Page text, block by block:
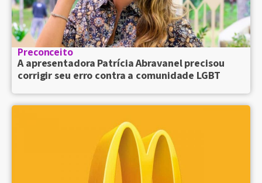
Preconceito
A apresentadora Patrícia Abravanel precisou
corrigir seu erro contra a comunidade LGBT